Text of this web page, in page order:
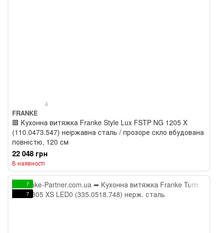
4
FRANKE
🟥 Кухонна витяжка Franke Style Lux FSTP NG 1205 X
(110.0473.547) неіржавна сталь / прозоре скло вбудована
повністю, 120 см
22 048 грн
В наявності
7
7